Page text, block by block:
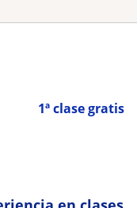
1ª clase gratis